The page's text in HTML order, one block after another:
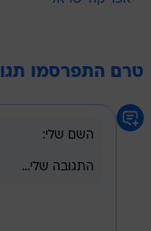
טרם התפרסמו